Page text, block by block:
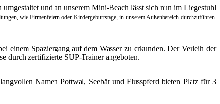
und an unserem Mini-Beach lässt sich nun im Liegestuhl
wie Firmenfeiern oder Kindergeburtstage, in unserem Außenbereich durchzuführen.
einem Spaziergang auf dem Wasser zu erkunden. Der Verleih der
durch zertifizierte SUP-Trainer angeboten.
Namen Pottwal, Seebär und Flusspferd bieten Platz für 3